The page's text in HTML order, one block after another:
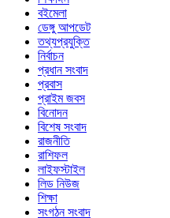
বইমেলা
ডেঙ্গু আপডেট
তথ্যপ্রযুক্তি
নির্বাচন
প্রধান সংবাদ
প্রবাস
প্রাইম জবস
বিনোদন
বিশেষ সংবাদ
রাজনীতি
রাশিফল
লাইফস্টাইল
লিড নিউজ
শিক্ষা
সংগঠন সংবাদ